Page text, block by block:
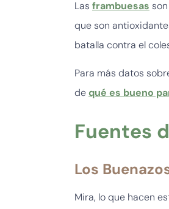
Las frambuesas
que son
batalla contra el
Para más datos
de qué es bueno
Fuentes
Los
Mira, lo que hacen